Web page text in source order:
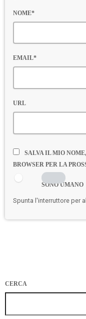
NOME*
EMAIL*
URL
SALVA IL MIO
BROWSER PER LA
SONO UMANO
Spunta l'interruttore per
CERCA